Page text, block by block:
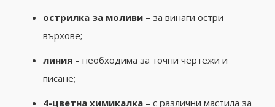
острилка за моливи – за винаги остри
върхове;
линия – необходима за точни чертежи и
писане;
4-цветна химикалка – с различни мастила за